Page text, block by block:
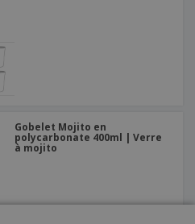
Gobelet Mojito en
polycarbonate 400ml | Verre
à mojito